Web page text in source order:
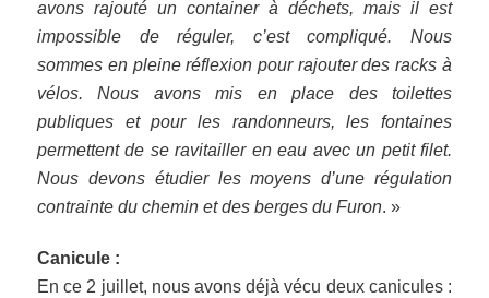
avons rajouté un container à déchets, mais il est
impossible de réguler, c’est compliqué. Nous
sommes en pleine réflexion pour rajouter des racks à
vélos. Nous avons mis en place des toilettes
publiques et pour les randonneurs, les fontaines
permettent de se ravitailler en eau avec un petit filet.
Nous devons étudier les moyens d’une régulation
contrainte du chemin et des berges du Furon. »
Canicule :
En ce 2 juillet, nous avons déjà vécu deux canicules :